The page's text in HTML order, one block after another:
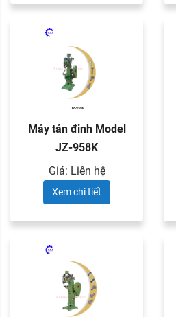
Máy tán đinh Model
JZ-958K
Giá: Liên hệ
Xem chi tiết